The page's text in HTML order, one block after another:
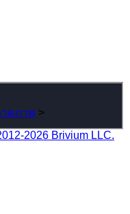
าดภาพ >
2026 Brivium LLC.